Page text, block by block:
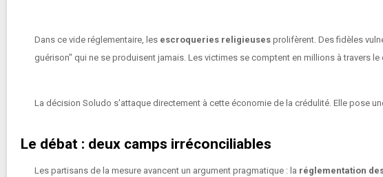
Dans ce vide réglementaire, les escroqueries religieuses prolifèrent. Des fidèles
guérison" qui ne se produisent jamais. Les victimes se comptent en millions à travers le
La décision Soludo s'attaque directement à cette économie de la crédulité. Elle pose
Le débat : deux camps irréconciliables
Les partisans de la mesure avancent un argument pragmatique : la réglementation